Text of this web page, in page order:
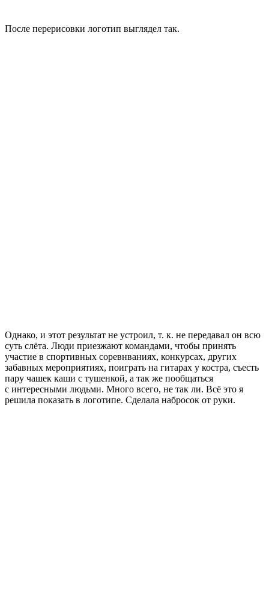
После перерисовки логотип выглядел так.
Однако, и этот результат не устроил, т. к. не передавал он всю
суть слёта. Люди приезжают командами, чтобы принять
участие в спортивных соревнваниях, конкурсах, других
забавных мероприятиях, поиграть на гитарах у костра, съесть
пару чашек каши с тушенкой, а так же пообщаться
с интересными людьми. Много всего, не так ли. Всё это я
решила показать в логотипе. Сделала набросок от руки.